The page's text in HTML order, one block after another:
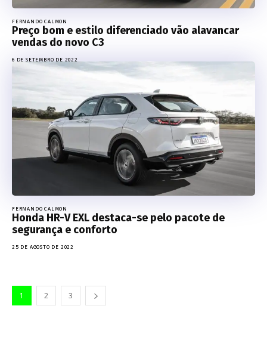
FERNANDO CALMON
Preço bom e estilo diferenciado vão alavancar
vendas do novo C3
6 DE SETEMBRO DE 2022
FERNANDO CALMON
Honda HR-V EXL destaca-se pelo pacote de
segurança e conforto
25 DE AGOSTO DE 2022
1 2 3